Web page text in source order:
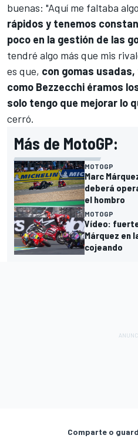
buenas: "Aquí me faltaba
rápidos y tenemos
poco en la gestión de las
tendré algo más que mis
es que, con gomas
como Bezzecchi éramos
solo tengo que mejorar lo
cerró.
Más de MotoGP:
MOTOGP
Marc
deberá
el hombro
MOTOGP
Vídeo:
Márquez en
cojeando
Comparte o